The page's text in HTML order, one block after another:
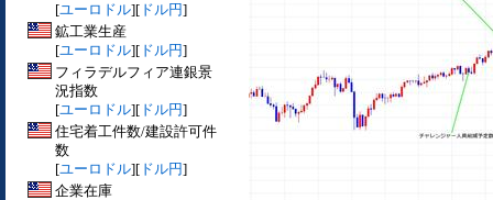
[ユーロドル][ ドル円]
鉱工業生産
[ユーロドル][ ドル円]
フィラデルフィア連銀景
況指数
[ユーロドル][ ドル円]
住宅着工件数/建設許可件
数
[ユーロドル][ ドル円]
企業在庫